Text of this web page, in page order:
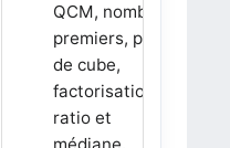
QCM, nombres
premiers, patron
de cube,
factorisation,
ratio et